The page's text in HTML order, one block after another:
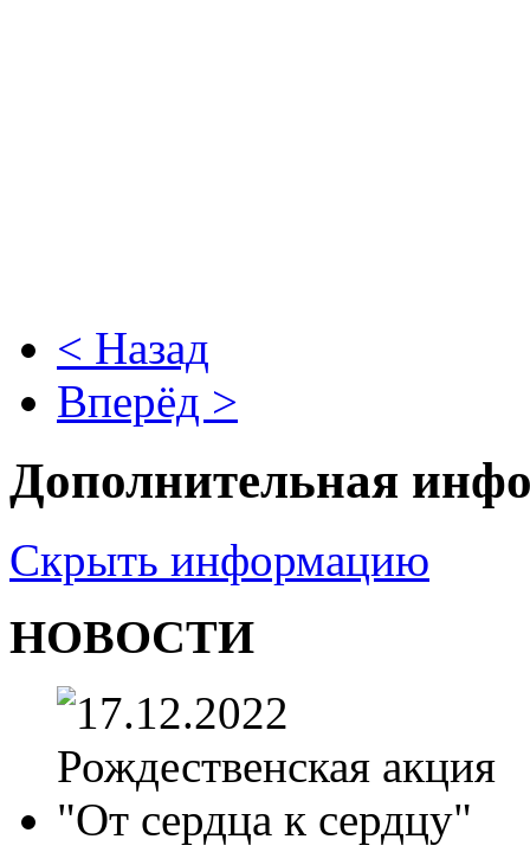
< Назад
Вперёд >
Дополнительная
Скрыть информацию
НОВОСТИ